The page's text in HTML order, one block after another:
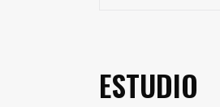
ESTUDIO